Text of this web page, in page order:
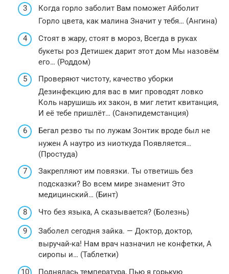
Когда горло заболит Вам поможет Айболит
Горло цвета, как малина Значит у тебя… (Ангина)
Стоят в жару, стоят в мороз, Всегда в руках
букеты роз Детишек дарит этот дом Мы назовём
его… (Роддом)
Проверяют чистоту, качество уборки
Дезинфекцию для вас в миг проводят ловко
Коль нарушишь их закон, в миг летит квитанция,
И её тебе пришлёт… (Санэпидемстанция)
Бегал резво ты по лужам Зонтик вроде был не
нужен А наутро из ниоткуда Появляется…
(Простуда)
Закрепляют им повязки. Ты ответишь без
подсказки? Во всем мире знаменит Это
медицинский… (Бинт)
Что без языка, А сказывается? (Болезнь)
Заболел сегодня зайка. — Доктор, доктор,
выручай-ка! Нам врач назначил не конфетки, А
сиропы и… (Таблетки)
Поднялась температура, Пью я горькую